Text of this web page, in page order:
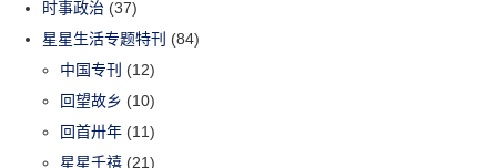
时事政治 (37)
星星生活专题特刊 (84)
中国专刊 (12)
回望故乡 (10)
回首卅年 (11)
星星千禧 (21)